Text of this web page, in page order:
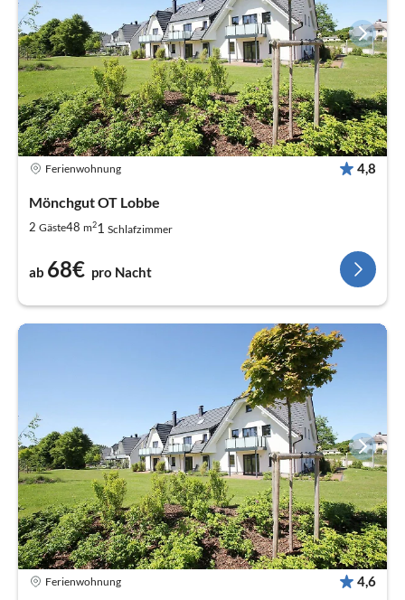
Ferienwohnung 4,8
Mönchgut OT Lobbe
2 Gäste48 m21 Schlafzimmer
ab 68€ pro Nacht
Ferienwohnung 4,6